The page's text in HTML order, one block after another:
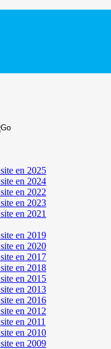
en 2025
en 2024
en 2022
en 2023
en 2021
en 2019
en 2020
en 2017
en 2018
en 2015
en 2013
en 2016
en 2012
en 2011
en 2010
en 2009